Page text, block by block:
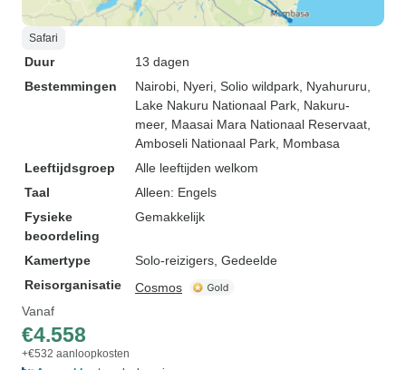
Safari
Duur
13 dagen
Bestemmingen
Nairobi , Nyeri , Solio wildpark , Nyahururu
Lake Nakuru Nationaal Park , Nakuru-
meer, Maasai Mara Nationaal Reservaat
Amboseli Nationaal Park , Mombasa
Leeftijdsgroep
Alle leeftijden welkom
Taal
Alleen: Engels
Fysieke
beoordeling
Gemakkelijk
Kamertype
Solo-reizigers, Gedeelde
Reisorganisatie
Cosmos
Vanaf
€4.558
+€532 aanloopkosten